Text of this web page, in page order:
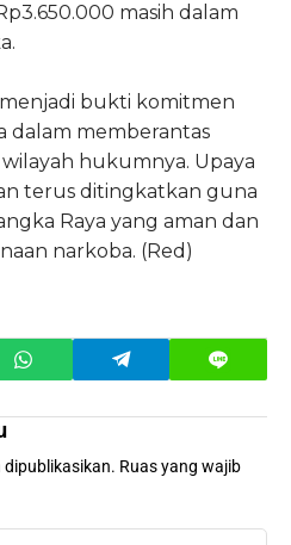
masih dalam
bukti komitmen
dalam memberantas
hukumnya. Upaya
terus ditingkatkan guna
Raya yang aman dan
narkoba. (Red)
Ruas yang wajib